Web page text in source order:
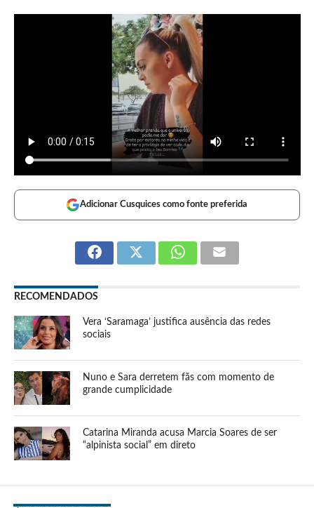
Adicionar Cusquices como fonte preferida
RECOMENDADOS
Vera ‘Saramaga’ justifica ausência das redes
sociais
Nuno e Sara derretem fãs com momento de
grande cumplicidade
Catarina Miranda acusa Marcia Soares de ser
“alpinista social” em direto